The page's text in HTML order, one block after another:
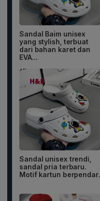
Sandal Baim unisex
yang stylish, terbuat
dari bahan karet dan
EVA...
Sandal unisex trendi,
sandal pria terbaru.
Motif kartun berpendar.